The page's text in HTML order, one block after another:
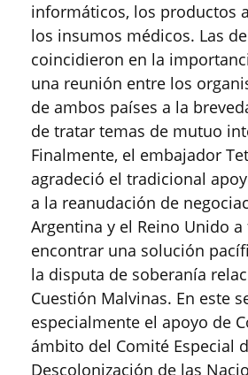
informáticos, los productos
los insumos médicos. Las
coincidieron en la
una reunión entre los
de ambos países a la
de tratar temas de mutuo
Finalmente, el embajador
agradeció el tradicional
a la reanudación de
Argentina y el Reino Unido
encontrar una solución
la disputa de soberanía
Cuestión Malvinas. En este
especialmente el apoyo de
ámbito del Comité Especial
Descolonización de las